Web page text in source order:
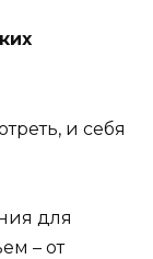
и себя
для
– от